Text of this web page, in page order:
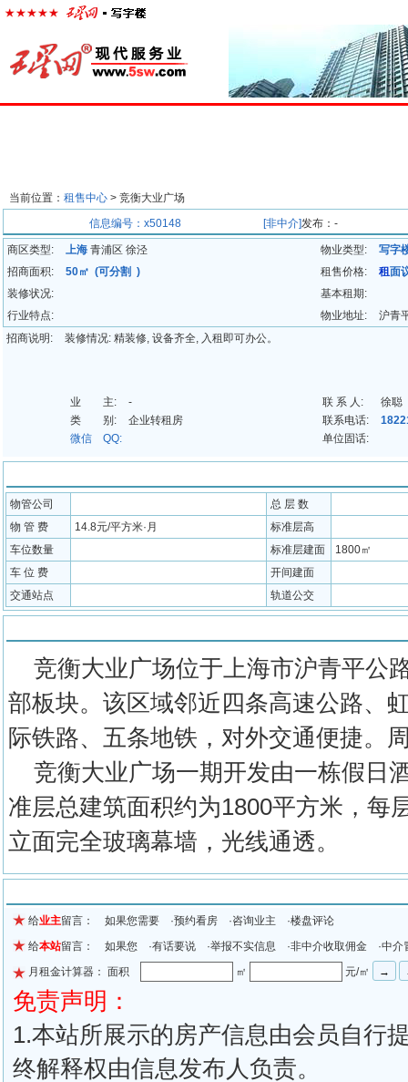
当前位置： 租售中心 > 竞衡大业广场
信息编号：x50148 [非中介]发布：-
商区类型: 上海 青浦区 徐泾 物业类型:
写字
招商面积:
50㎡ (可分割 ) 租售价格: 租面
装修状况:
基本租期:
行业特点:
物业地址:
沪青
招商说明:
装修情况: 精装修, 设备齐全, 入租即可办公。
业 主: - 联 系 人:
徐聪
类 别:
企业转租房 联系电话:
微信 QQ:
单位固话:
物管公司
总 层 数
物 管 费
14.8元/平方米·月
标准层高
车位数量
标准层建面
1800㎡
车 位 费
开间建面
交通站点
轨道公交
竞衡大业广场位于上海市沪青平公
部板块。该区域邻近四条高速公路、
际铁路、五条地铁，对外交通便捷。
竞衡大业广场一期开发由一栋假日
准层总建筑面积约为1800平方米，每
立面完全玻璃幕墙，光线通透。
给业主留言： 如果您需要 ·预约看房 ·咨询业主 ·楼盘评论
给本站留言： 如果您 ·有话要说 ·举报不实信息 ·非中介收取佣金 ·中介
月租金计算器： 面积
㎡ 元/㎡
免责声明：
1.本站所展示的房产信息由会员自行
终解释权由信息发布人负责。